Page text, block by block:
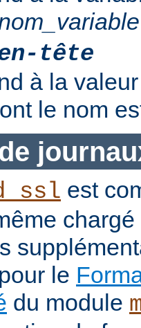
tête
à la
le nom
est
le
du module